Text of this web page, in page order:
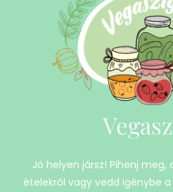
Jó helyen jársz! Pihenj
ételekről vagy vedd igénybe